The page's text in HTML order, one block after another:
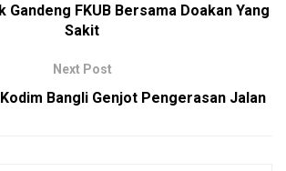
Gandeng FKUB Bersama Doakan Yang
Sakit
Next Post
Bangli Genjot Pengerasan Jalan